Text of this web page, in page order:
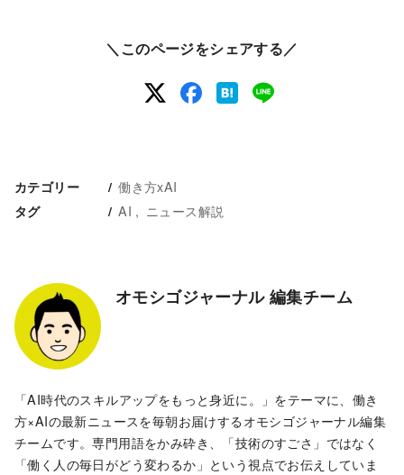
＼このページをシェアする／
カテゴリー 働き方xAI
タグ AI ニュース解説
オモシゴジャーナル 編集チーム
「AI時代のスキルアップをもっと身近に。」をテーマに、働き
方×AIの最新ニュースを毎朝お届けするオモシゴジャーナル編集
チームです。専門用語をかみ砕き、「技術のすごさ」ではなく
「働く人の毎日がどう変わるか」という視点でお伝えしていま